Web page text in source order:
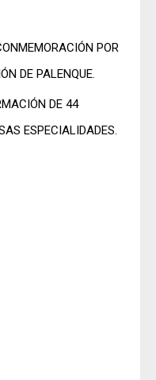
POR
DE PALENQUE.
DE 44
ESPECIALIDADES.